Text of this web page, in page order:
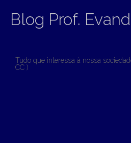
Blog Prof.
Tudo que interessa à nossa
CC )